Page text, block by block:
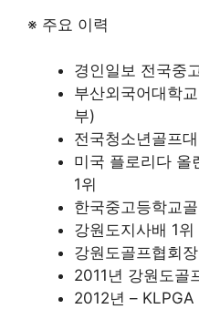
※ 주요 이력
경인일보 전국중
부산외국어대학
부)
전국청소년골프
미국 플로리다 올
1위
한국중고등학교
강원도지사배 1
강원도골프협회
2011년 강원도골
2012년 –